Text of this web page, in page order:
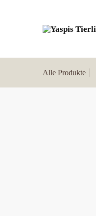
Alle Produkte